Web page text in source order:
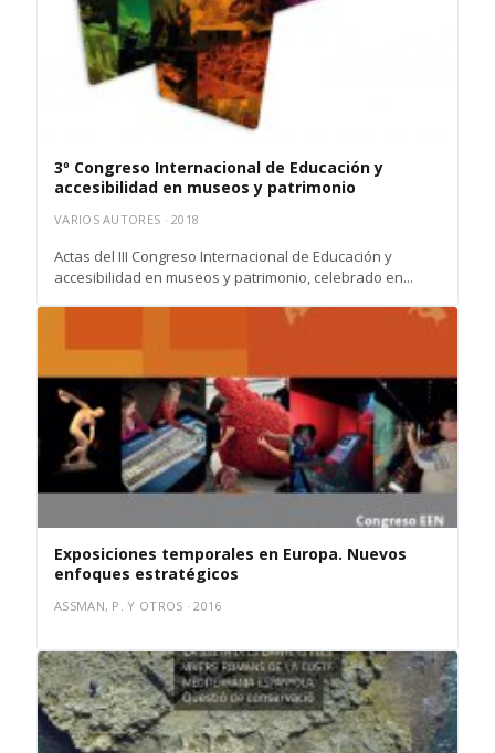
3º Congreso Internacional de Educación y
accesibilidad en museos y patrimonio
VARIOS AUTORES · 2018
Actas del III Congreso Internacional de Educación y
accesibilidad en museos y patrimonio, celebrado en...
Exposiciones temporales en Europa. Nuevos
enfoques estratégicos
ASSMAN, P. Y OTROS · 2016